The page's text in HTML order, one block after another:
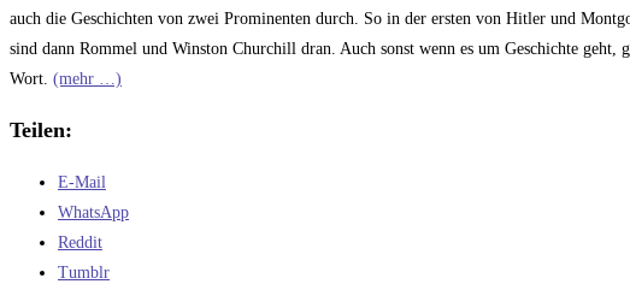
auch die Geschichten von zwei Prominenten durch. So in der ersten von Hitler und
sind dann Rommel und Winston Churchill dran. Auch sonst wenn es um Geschichte
Wort. (mehr …)
Teilen:
E-Mail
WhatsApp
Reddit
Tumblr